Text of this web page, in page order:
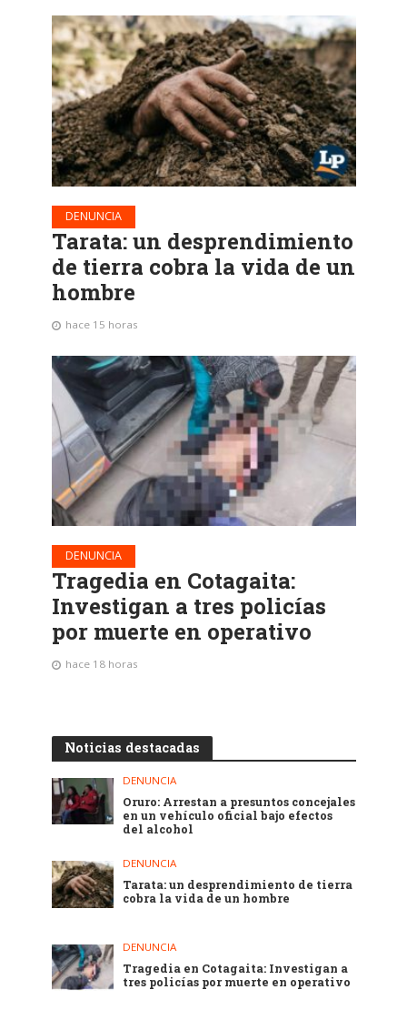
DENUNCIA
Tarata: un desprendimiento
de tierra cobra la vida de un
hombre
hace 15 horas
DENUNCIA
Tragedia en Cotagaita:
Investigan a tres policías
por muerte en operativo
hace 18 horas
Noticias destacadas
DENUNCIA
Oruro: Arrestan a presuntos concejales
en un vehículo oficial bajo efectos
del alcohol
DENUNCIA
Tarata: un desprendimiento de tierra
cobra la vida de un hombre
DENUNCIA
Tragedia en Cotagaita: Investigan a
tres policías por muerte en operativo